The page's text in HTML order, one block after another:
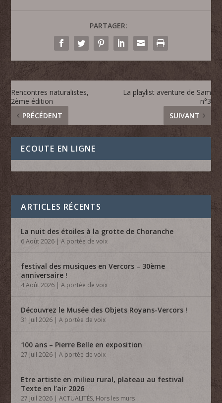
PARTAGER:
Rencontres naturalistes,
2ème édition
PRÉCÉDENT
La playlist aventure de Sam
n°3
SUIVANT
ECOUTE EN LIGNE
ARTICLES RÉCENTS
La nuit des étoiles à la grotte de Choranche
6 Août 2026 |A portée de voix
festival des musiques en Vercors – 30ème
anniversaire !
4 Août 2026 |A portée de voix
Découvrez le Musée des Objets Royans-Vercors !
31 Juil 2026 |A portée de voix
100 ans – Pierre Belle en exposition
27 Juil 2026 |A portée de voix
Etre artiste en milieu rural, plateau au festival
Texte en l’air 2026
27 Juil 2026 |ACTUALITÉS, Hors les murs